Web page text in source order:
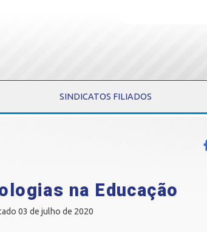
SINDICATOS FILIADOS
na Educação
03 de julho de 2020